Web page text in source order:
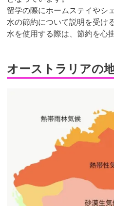
留学の際にホームステイやシ
水の節約について説明を受け
水を使用する際は、節約を心
オーストラリアの